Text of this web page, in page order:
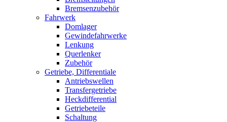
Bremsenzubehör
Fahrwerk
Domlager
Gewindefahrwerke
Lenkung
Querlenker
Zubehör
Getriebe, Differentiale
Antriebswellen
Transfergetriebe
Heckdifferential
Getriebeteile
Schaltung